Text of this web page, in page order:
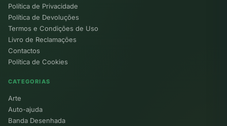
Política de Privacidade
Política de Devoluções
Termos e Condições de Uso
Livro de Reclamações
Contactos
Política de Cookies
CATEGORIAS
Arte
Auto-ajuda
Banda Desenhada